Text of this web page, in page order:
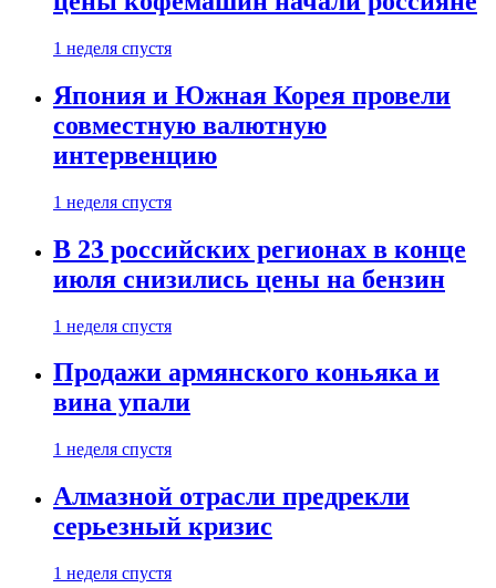
1 неделя спустя
Япония и Южная Корея провели
совместную валютную
интервенцию
1 неделя спустя
В 23 российских регионах в конце
июля снизились цены на бензин
1 неделя спустя
Продажи армянского коньяка и
вина упали
1 неделя спустя
Алмазной отрасли предрекли
серьезный кризис
1 неделя спустя